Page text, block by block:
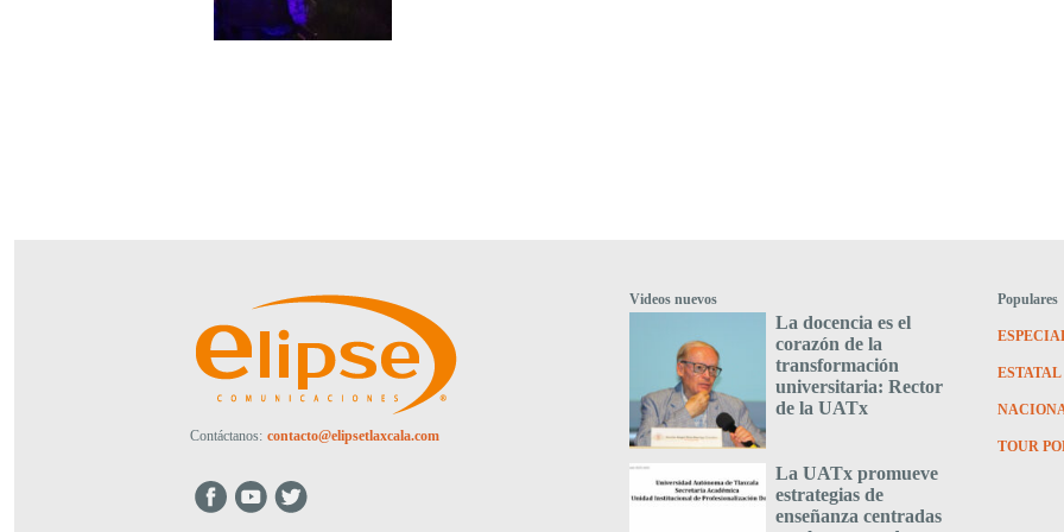
Contáctanos: contacto@elipsetlaxcala.com
Videos nuevos
La docencia es el
corazón de la
transformación
universitaria: Rector
de la UATx
La UATx promueve
estrategias de
enseñanza centradas
Populares
ESTATAL
TOUR